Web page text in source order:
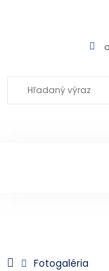
Fotogaléria